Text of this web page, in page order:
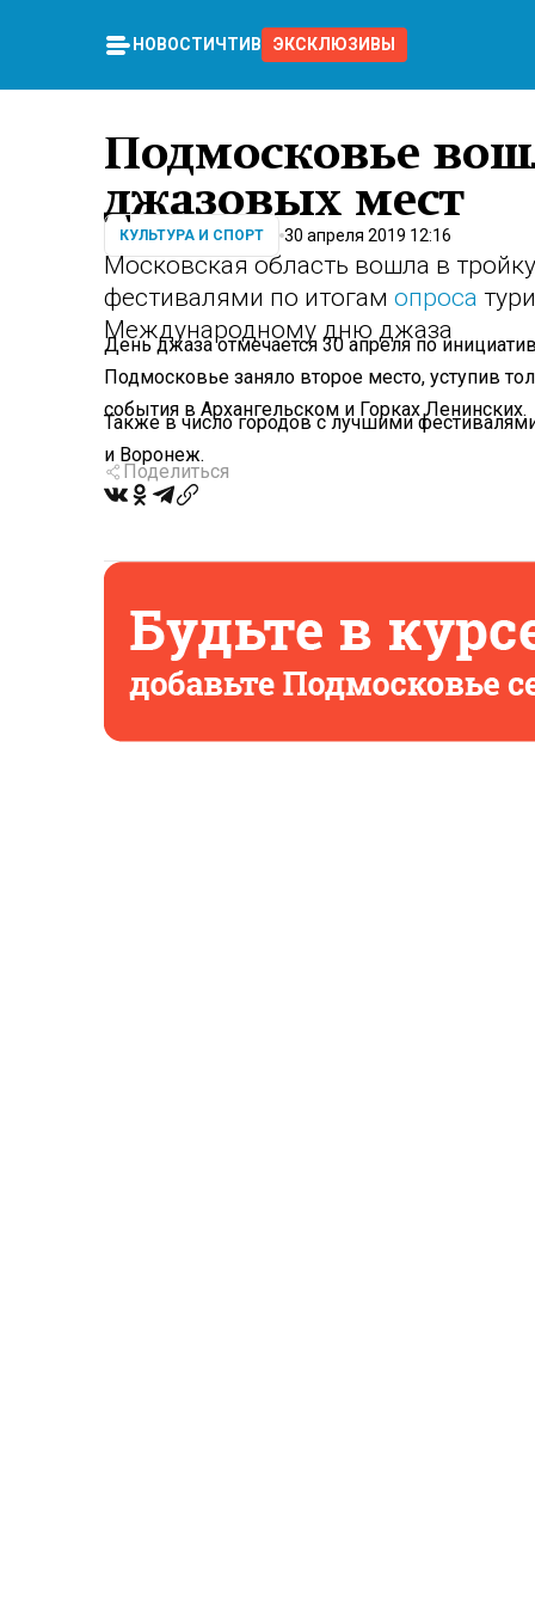
НОВОСТИ ЧТИВО ЭКСКЛЮЗИВЫ
Подмосковье
джазовых мест
КУЛЬТУРА И СПОРТ 30 апреля 2019 12:16
Московская область вошла в
фестивалями по итогам опроса
Международному дню джаза
День джаза отмечается 30 апреля по
Подмосковье заняло второе место, уступив
события в Архангельском и Горках Ленинских.
Также в число городов с лучшими
и Воронеж.
Поделиться